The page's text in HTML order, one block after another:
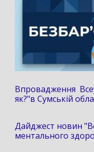
Впровадження
як?"в Сумській
Дайджест новин
ментального